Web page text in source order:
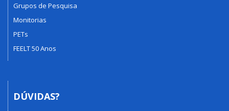
Grupos de Pesquisa
Monitorias
PETs
FEELT 50 Anos
DÚVIDAS?